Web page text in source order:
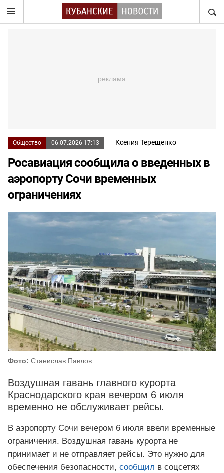
Общество 06.07.2026 17:13 Ксения Терещенко
Росавиация сообщила о введенных в
аэропорту Сочи временных
ограничениях
Фото: Станислав Павлов
Воздушная гавань главного курорта
Краснодарского края вечером 6 июля
временно не обслуживает рейсы.
В аэропорту Сочи вечером 6 июля ввели временные
ограничения. Воздушная гавань курорта не
принимает и не отправляет рейсы. Это нужно для
обеспечения безопасности, сообщил в соцсетях